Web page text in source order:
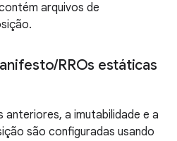
arquivos de
/RROs estáticas
anteriores, a imutabilidade e a
são configuradas usando